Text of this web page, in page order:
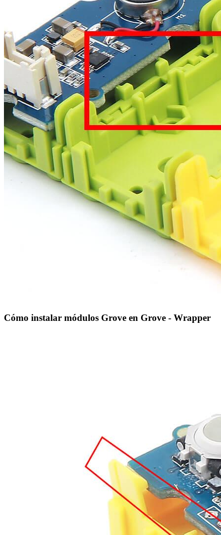
Cómo instalar módulos Grove en Grove - Wrapper